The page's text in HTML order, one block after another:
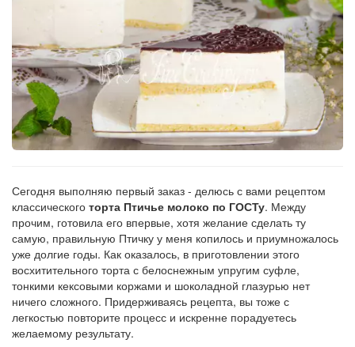
заказу
Сегодня выполняю первый заказ - делюсь с вами рецептом
классического торта Птичье молоко по ГОСТу. Между
прочим, готовила его впервые, хотя желание сделать ту
самую, правильную Птичку у меня копилось и приумножалось
уже долгие годы. Как оказалось, в приготовлении этого
восхитительного торта с белоснежным упругим суфле,
тонкими кексовыми коржами и шоколадной глазурью нет
ничего сложного. Придерживаясь рецепта, вы тоже с
легкостью повторите процесс и искренне порадуетесь
желаемому результату.